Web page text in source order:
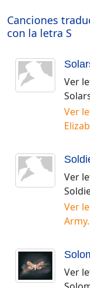
Canciones
con la letra S
Ver
Ver
Ver
Ver
Army.
Ver